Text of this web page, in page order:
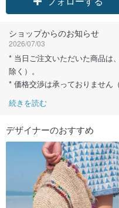
ショップからのお知らせ
2026/07/03
* 当日ご注文いただいた商品は
除く）。
* 価格交渉は承っておりません
続きを読む
デザイナーのおすすめ